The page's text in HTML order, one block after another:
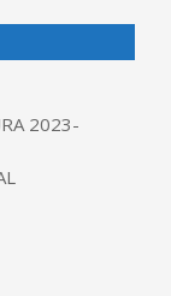
2023-